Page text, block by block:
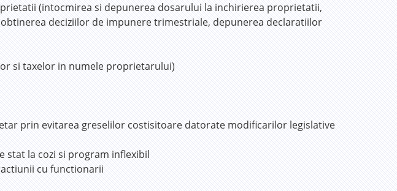
(intocmirea si depunerea dosarului la inchirierea proprietatii,
deciziilor de impunere trimestriale, depunerea declaratiilor
si taxelor in numele proprietarului)
prin evitarea greselilor costisitoare datorate modificarilor legislative
la cozi si program inflexibil
cu functionarii